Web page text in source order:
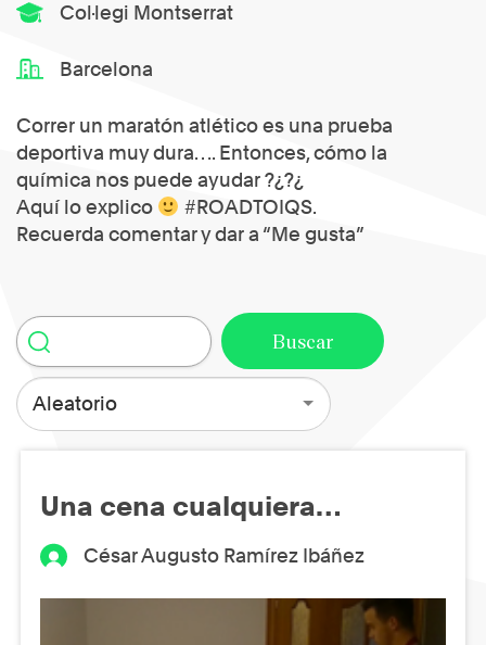
Col·legi Montserrat
Barcelona
Correr un maratón atlético es una prueba
deportiva muy dura…. Entonces, cómo la
química nos puede ayudar ?¿?¿
Aquí lo explico
#ROADTOIQS.
Recuerda comentar y dar a “Me gusta”
Aleatorio
Una cena cualquiera…
César Augusto Ramírez Ibáñez